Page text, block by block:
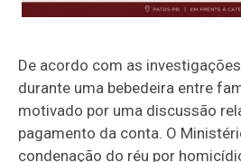
De acordo com as
durante uma bebedeira entre
motivado por uma discussão
pagamento da conta. O
condenação do réu por